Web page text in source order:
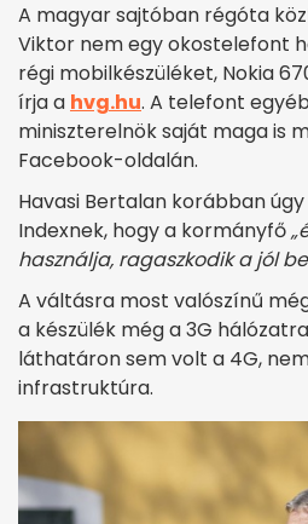
A magyar sajtóban régóta
Viktor nem egy okostelefont
régi mobilkészüléket, Nokia
írja a hvg.hu. A telefont
miniszterelnök saját maga is
Facebook-oldalán.
Havasi Bertalan korábban
Indexnek, hogy a kormányfő
használja, ragaszkodik a jól
A váltásra most valószínű
a készülék még a 3G
láthatáron sem volt a 4G,
infrastruktúra.